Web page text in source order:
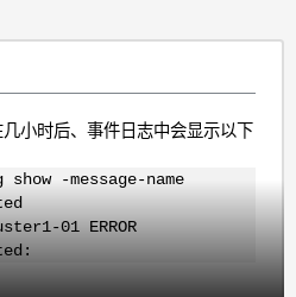
小时后、事件日志中会显示以下
-message-name
01 ERROR